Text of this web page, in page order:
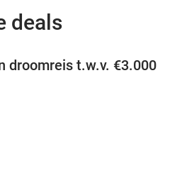
deals
droomreis t.w.v. €3.000